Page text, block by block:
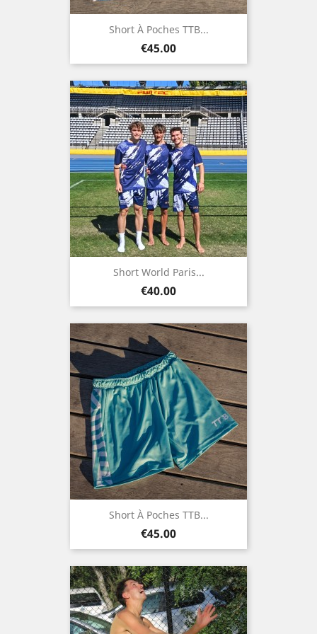
Short À Poches TTB...
Price
€45.00
Short World Paris...
Price
€40.00
Short À Poches TTB...
Price
€45.00